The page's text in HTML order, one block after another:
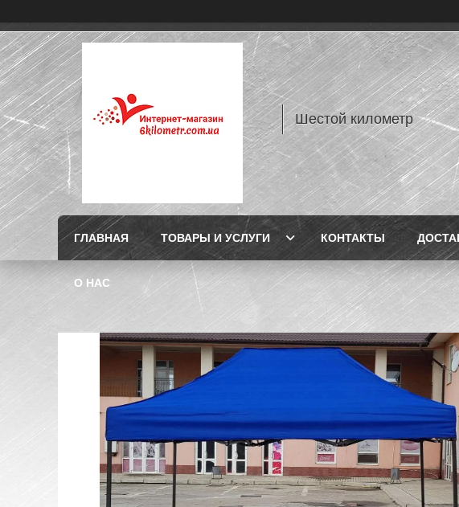
Шестой километр
ГЛАВНАЯ ТОВАРЫ И УСЛУГИ КОНТАКТЫ
О НАС